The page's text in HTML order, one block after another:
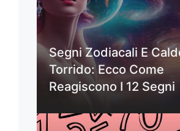
Segni Zodiacali E
Torrido: Ecco Come
Reagiscono I 12 Segni